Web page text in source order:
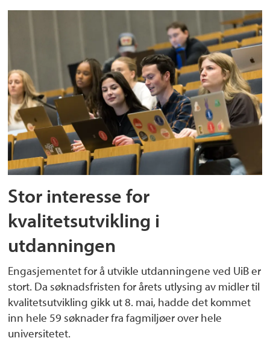
Stor interesse for
kvalitetsutvikling i
utdanningen
Engasjementet for å utvikle utdanningene ved UiB er
stort. Da søknadsfristen for årets utlysing av midler til
kvalitetsutvikling gikk ut 8. mai, hadde det kommet
inn hele 59 søknader fra fagmiljøer over hele
universitetet.